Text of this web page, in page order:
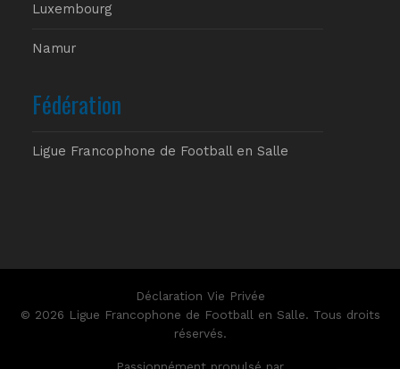
Luxembourg
Namur
Fédération
Ligue Francophone de Football en Salle
Déclaration Vie Privée
© 2026 Ligue Francophone de Football en Salle. Tous droits
réservés.